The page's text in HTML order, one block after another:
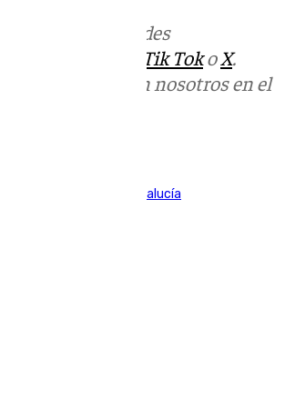
en las redes
Tik TokoX.
en contacto con nosotros en el
Elecciones Andalucía